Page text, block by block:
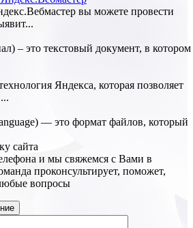
вы можете провести
– это текстовый документ, в котором
Яндекса, которая позволяет
— это формат файлов, который
сайта
и мы свяжемся с Вами в
проконсультирует, поможет,
вопросы